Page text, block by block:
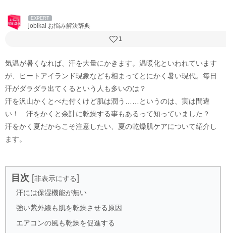
EXPERT
jobikai お悩み解決辞典
1
気温が暑くなれば、汗を大量にかきます。温暖化といわれています
が、ヒートアイランド現象なども相まってとにかく暑い現代。毎日
汗がダラダラ出てくるという人も多いのは？
汗を沢山かくとべた付くけど肌は潤う……というのは、実は間違
い！ 汗をかくと余計に乾燥する事もあるって知っていました？
汗をかく夏だからこそ注意したい、夏の乾燥肌ケアについて紹介し
ます。
目次 [非表示にする]
汗には保湿機能が無い
強い紫外線も肌を乾燥させる原因
エアコンの風も乾燥を促進する